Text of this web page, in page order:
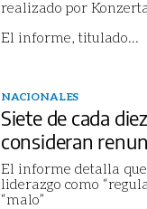
realizado por
El informe, titulado...
NACIONALES
Siete de cada
consideran
El informe detalla
liderazgo como
“malo”